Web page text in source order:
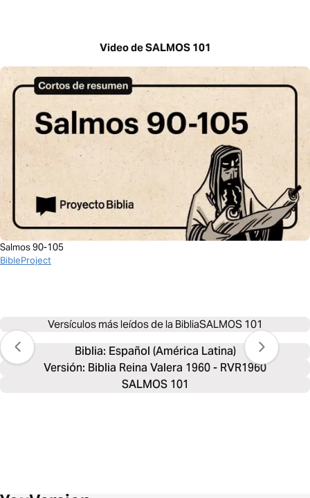
Video de SALMOS 101
Salmos 90-105
BibleProject
Versículos más leídos de la BibliaSALMOS 101
Biblia: Español (América Latina)
Versión: Biblia Reina Valera 1960 - RVR1960
SALMOS 101